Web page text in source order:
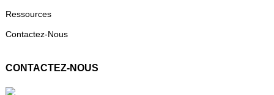
Ressources
Contactez-Nous
CONTACTEZ-NOUS